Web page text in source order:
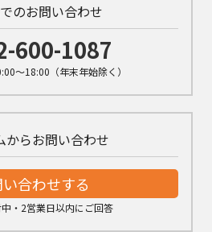
のお問い合わせ
600-1087
～18:00（年末年始除く）
からお問い合わせ
合わせする
・2営業日以内にご回答